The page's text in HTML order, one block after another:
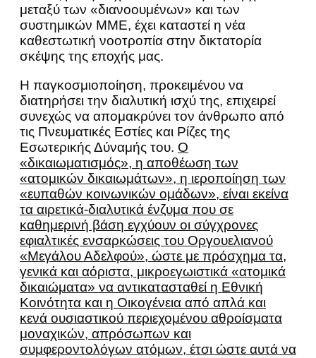
μεταξύ των «διανοουμένων» και των
συστημικών ΜΜΕ, έχει καταστεί η νέα
καθεστωτική νοοτροπία στην δικτατορία
σκέψης της εποχής μας.
Η παγκοσμιοποίηση, προκειμένου να
διατηρήσει την διαλυτική ισχύ της, επιχειρεί
συνεχώς να απομακρύνει τον άνθρωπο από
τις Πνευματικές Εστίες και Ρίζες της
Εσωτερικής Δύναμής του. Ο
«δικαιωματισμός», η αποθέωση των
«ατομικών δικαιωμάτων», η ιεροποίηση των
«ευπαθών κοινωνικών ομάδων», είναι εκείνα
τα αιρετικά-διαλυτικά ένζυμα που σε
καθημερινή βάση εγχύουν οι σύγχρονες
εφιαλτικές ενσαρκώσεις του Οργουελιανού
«Μεγάλου Αδελφού», ώστε με πρόσχημα τα,
γενικά και αόριστα, μικροεγωιστικά «ατομικά
δικαιώματα» να αντικατασταθεί η Εθνική
Κοινότητα και η Οικογένεια από απλά και
κενά ουσιαστικού περιεχομένου αθροίσματα
μοναχικών, απρόσωπων και
συμφεροντολόγων ατόμων, έτσι ώστε αυτά να